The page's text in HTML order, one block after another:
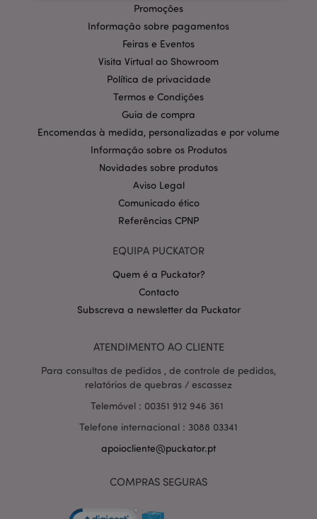
Promoções
Informação sobre pagamentos
Feiras e Eventos
Visita Virtual ao Showroom
Política de privacidade
Termos e Condições
Guia de compra
Encomendas à medida, personalizadas e por volume
Informação sobre os Produtos
Novidades sobre produtos
Aviso Legal
Comunicado ético
Referências CPNP
EQUIPA PUCKATOR
Quem é a Puckator?
Contacto
Subscreva a newsletter da Puckator
ATENDIMENTO AO CLIENTE
Para consultas de pedidos , de controle de pedidos,
relatórios de quebras / escassez
Telemóvel : 00351 912 946 361
Telefone internacional : 3088 03341
apoiocliente@puckator.pt
COMPRAS SEGURAS
Estritamente necessários
Desempenho
Segmentação
Funcionalidade
funcionalidades centrais do website, tais como login
de utilizador e gestão de conta. O sítio web não
pode ser utilizado correctamente sem os cookies
estritamente necessários.
Provider/
Domínio
CookieScriptConsent
.www.puckator.pt
Política de Privacidade da